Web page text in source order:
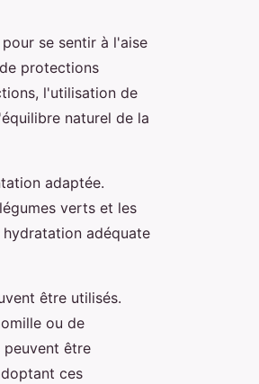
se sentir à l'aise
protections
l'utilisation de
naturel de la
adaptée.
verts et les
adéquate
être utilisés.
ou de
peuvent être
ces